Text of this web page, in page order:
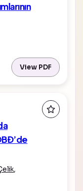
View PDF
,